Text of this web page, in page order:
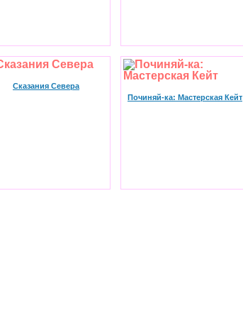
Сказания Севера
Починяй-ка: Мастерская Кейт